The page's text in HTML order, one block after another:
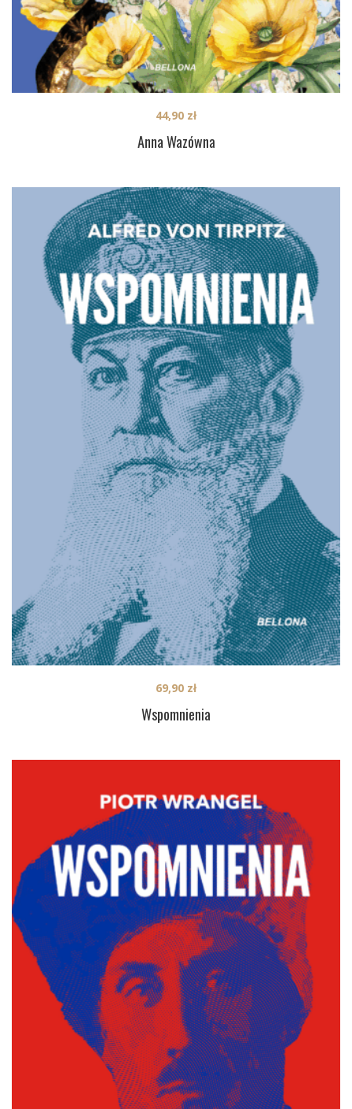
Anna Wazówna
44,90 zł
Wspomnienia
69,90 zł